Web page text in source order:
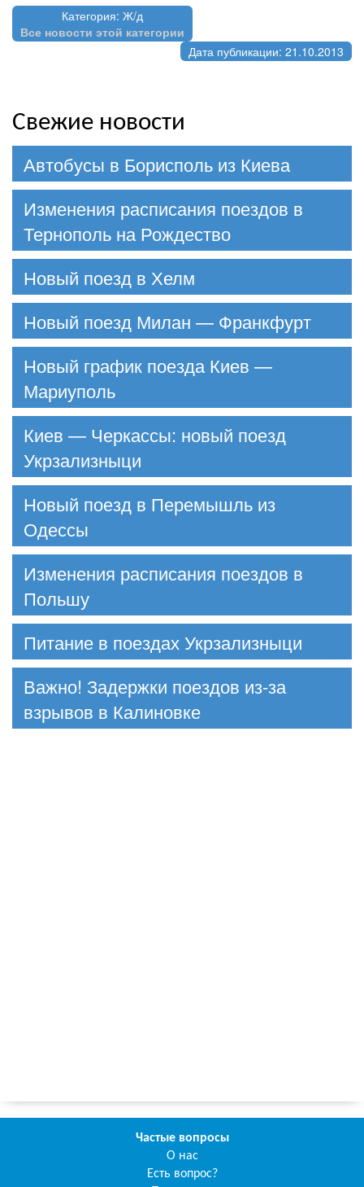
Категория: Ж/д
Все новости этой категории
Дата публикации: 21.10.2013
Свежие новости
Автобусы в Борисполь из Киева
Изменения расписания поездов в
Тернополь на Рождество
Новый поезд в Хелм
Новый поезд Милан — Франкфурт
Новый график поезда Киев —
Мариуполь
Киев — Черкассы: новый поезд
Укрзализныци
Новый поезд в Перемышль из
Одессы
Изменения расписания поездов в
Польшу
Питание в поездах Укрзализныци
Важно! Задержки поездов из-за
взрывов в Калиновке
Частые вопросы
О нас
Есть вопрос?